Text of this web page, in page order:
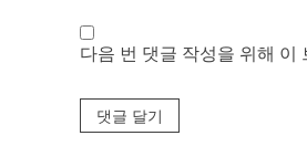
다음 번 댓글 작성을 위해 이